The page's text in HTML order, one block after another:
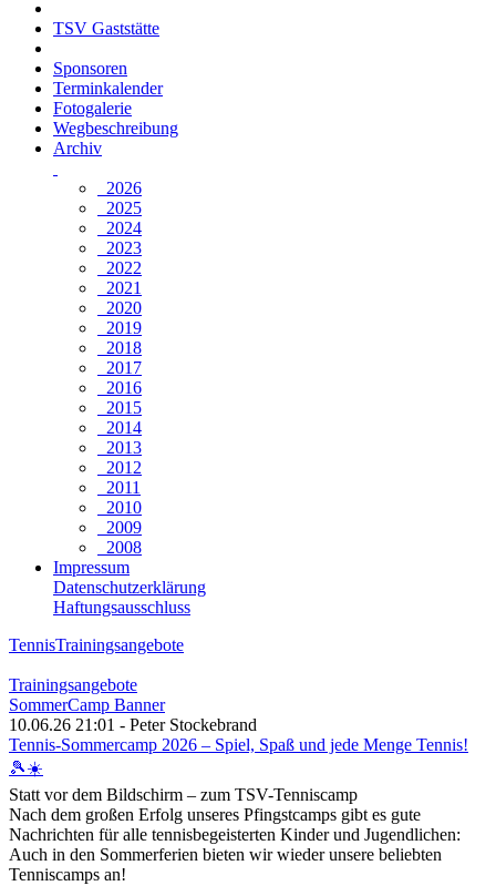
TSV Gaststätte
Sponsoren
Terminkalender
Fotogalerie
Wegbeschreibung
Archiv
2026
2025
2024
2023
2022
2021
2020
2019
2018
2017
2016
2015
2014
2013
2012
2011
2010
2009
2008
Impressum
Datenschutzerklärung
Haftungsausschluss
TennisTrainingsangebote
Trainingsangebote
SommerCamp Banner
10.06.26 21:01 - Peter Stockebrand
Tennis-Sommercamp 2026 – Spiel, Spaß und jede Menge Tennis!
🎾☀️
Statt vor dem Bildschirm – zum TSV-Tenniscamp
Nach dem großen Erfolg unseres Pfingstcamps gibt es gute
Nachrichten für alle tennisbegeisterten Kinder und Jugendlichen:
Auch in den Sommerferien bieten wir wieder unsere beliebten
Tenniscamps an!